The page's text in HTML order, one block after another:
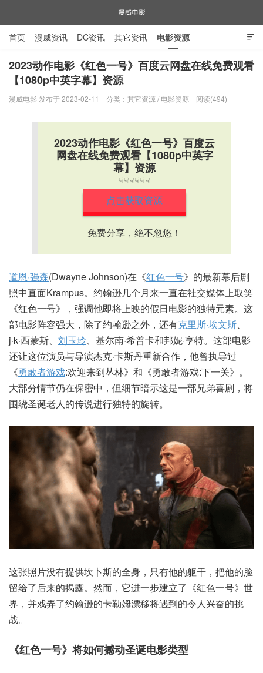
漫威电影

首页 漫威资讯 DC资讯 其它资讯 电影资源
电视剧资源 漫威图片
2023动作电影《红色一号》百度云网盘在线免费观看
【1080p中英字幕】资源
漫威电影 发布于 2023-02-11 分类： 其它资源 / 电影资源 阅读(494)
2023动作电影《红色一号》百度云
网盘在线免费观看【1080p中英字
幕】资源
☟☟☟☟☟☟
点击获取资源
免费分享，绝不忽悠！
道恩·强森(Dwayne Johnson)在《红色一号》的最新幕后剧
照中直面Krampus。约翰逊几个月来一直在社交媒体上取笑
《红色一号》，强调他即将上映的假日电影的独特元素。这
部电影阵容强大，除了约翰逊之外，还有克里斯·埃文斯、
j·k·西蒙斯、 刘玉玲、基尔南·希普卡和邦妮·亨特。这部电影
还让这位演员与导演杰克·卡斯丹重新合作，他曾执导过
《勇敢者游戏:欢迎来到丛林》和《勇敢者游戏:下一关》。
大部分情节仍在保密中，但细节暗示这是一部兄弟喜剧，将
围绕圣诞老人的传说进行独特的旋转。
这张照片没有提供坎卜斯的全身，只有他的躯干，把他的脸
留给了后来的揭露。然而，它进一步建立了《红色一号》世
界，并戏弄了约翰逊的卡勒姆漂移将遇到的令人兴奋的挑
战。
《红色一号》将如何撼动圣诞电影类型